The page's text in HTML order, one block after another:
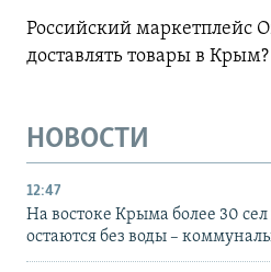
Российский маркетплейс
доставлять товары в
НОВОСТИ
12:47
На востоке Крыма более 30
остаются без воды –